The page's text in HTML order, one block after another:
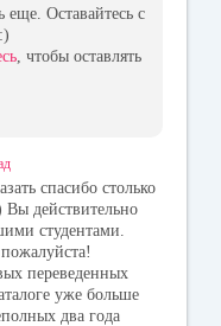
еще. Оставайтесь с
, чтобы оставлять
спасибо столько
Вы действительно
студентами.
переведенных
уже больше
два года